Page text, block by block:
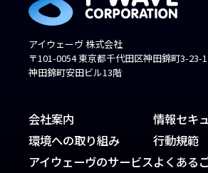
アイウェーヴ 株式会社
〒101-0054 東京都千代田区神田錦町3-23-1
神田錦町安田ビル13階
会社案内
環境への取り組み
アイウェーヴのサービス
情報セキ
行動規範
よくある